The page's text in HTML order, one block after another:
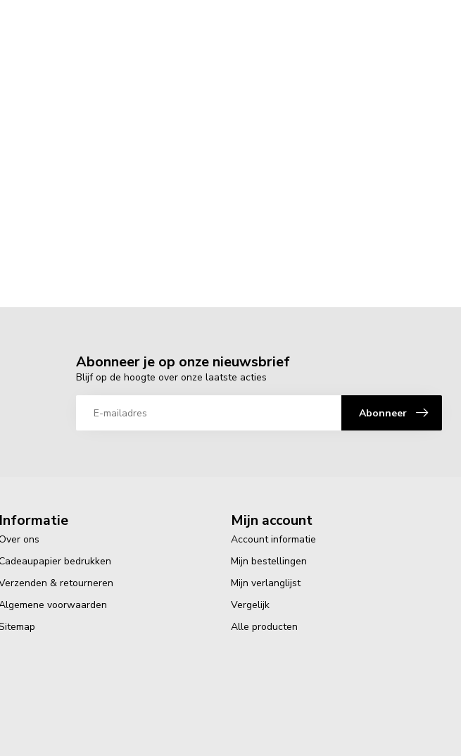
Abonneer je op onze nieuwsbrief
Blijf op de hoogte over onze laatste acties
Abonneer
Informatie
ons
bedrukken
& retourneren
voorwaarden
Mijn account
Account informatie
Mijn bestellingen
Mijn verlanglijst
Vergelijk
Alle producten